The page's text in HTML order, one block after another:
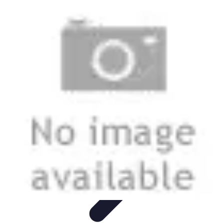
StreamingTechnologie in der Freizeit
Freizeit-Apps